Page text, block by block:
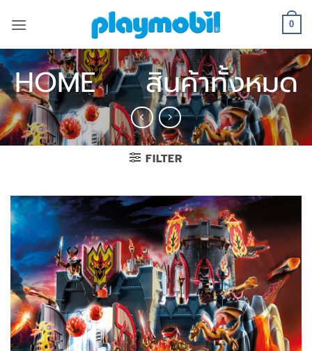
0
HOME / สินค้าทั้งหมด
FILTER